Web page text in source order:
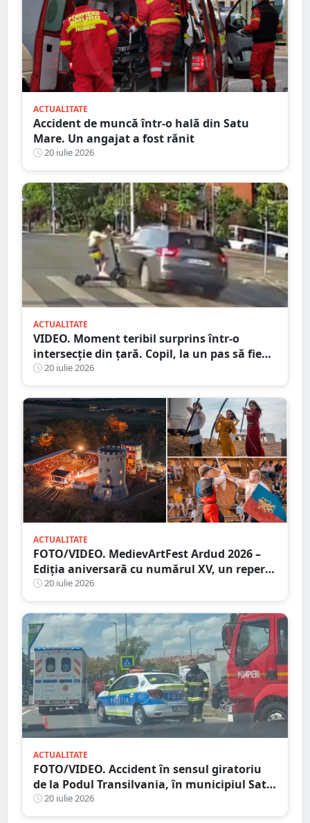
ACTUALITATE
Accident de muncă într-o hală din Satu
Mare. Un angajat a fost rănit
20 iulie 2026
ACTUALITATE
VIDEO. Moment teribil surprins într-o
intersecție din țară. Copil, la un pas să fie
spulberat de mașină
20 iulie 2026
ACTUALITATE
FOTO/VIDEO. MedievArtFest Ardud 2026 –
Ediția aniversară cu numărul XV, un reper
al vieții culturale din județul Satu Mare
20 iulie 2026
ACTUALITATE
FOTO/VIDEO. Accident în sensul giratoriu
de la Podul Transilvania, în municipiul Satu
Mare. Poliția a stabilit cauza producerii
evenimentului
20 iulie 2026